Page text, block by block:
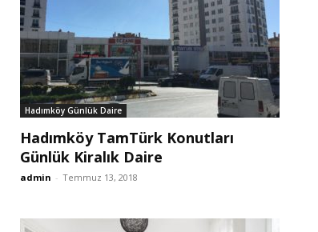
Hadımköy Günlük Daire
Hadımköy TamTürk Konutları
Günlük Kiralık Daire
admin - Temmuz 13, 2018